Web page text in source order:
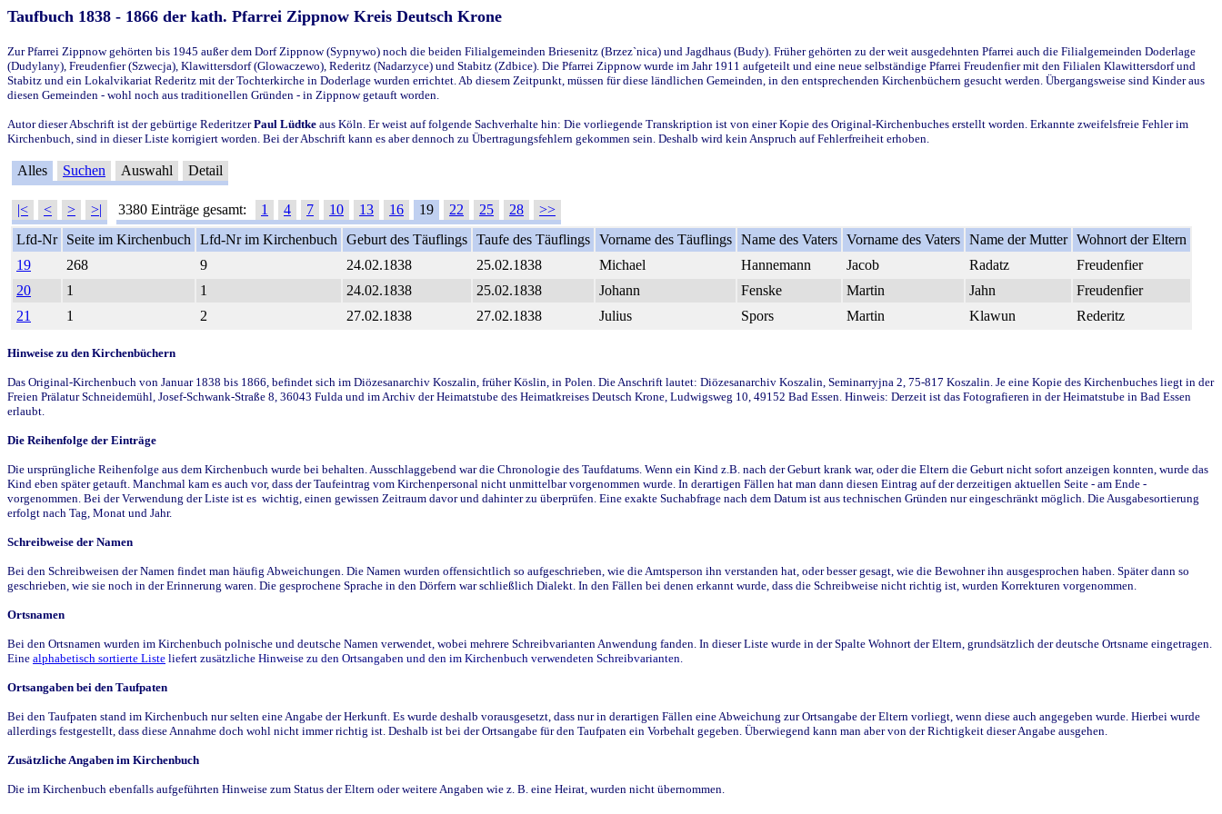
Taufbuch 1838 - 1866 der kath. Pfarrei Zippnow Kreis Deutsch Krone
Zur Pfarrei Zippnow gehörten bis 1945 außer dem Dorf Zippnow (Sypnywo) noch die beiden Filialgemeinden Briesenitz (Brzez`nica) und Jagdhaus (Budy). Früher gehörten zu der weit ausgedehnten Pfarrei auch die Filialgemeinden Doderlage
(Dudylany), Freudenfier (Szwecja), Klawittersdorf (Glowaczewo), Rederitz (Nadarzyce) und Stabitz (Zdbice). Die Pfarrei Zippnow wurde im Jahr 1911 aufgeteilt und eine neue selbständige Pfarrei Freudenfier mit den Filialen Klawittersdorf und
Stabitz und ein Lokalvikariat Rederitz mit der Tochterkirche in Doderlage wurden errichtet. Ab diesem Zeitpunkt, müssen für diese ländlichen Gemeinden, in den entsprechenden Kirchenbüchern gesucht werden. Übergangsweise sind Kinder aus
diesen Gemeinden - wohl noch aus traditionellen Gründen - in Zippnow getauft worden.
Autor dieser Abschrift ist der gebürtige RederitzerPaul Lüdtke aus Köln. Er weist auf folgende Sachverhalte hin: Die vorliegende Transkription ist von einer Kopie des Original-Kirchenbuches erstellt worden. Erkannte zweifelsfreie Fehler im
Kirchenbuch, sind in dieser Liste korrigiert worden. Bei der Abschrift kann es aber dennoch zu Übertragungsfehlern gekommen sein. Deshalb wird kein Anspruch auf Fehlerfreiheit erhoben.
Alles Suchen Auswahl Detail
|< < > >| 3380 Einträge gesamt: 1 4 7 10 13 16 19 22 25 28
>>
Lfd-Nr
Seite im Kirchenbuch Lfd-Nr im Kirchenbuch Geburt des Täuflings Taufe des Täuflings Vorname des Täuflings Name des Vaters Vorname des Vaters Name der Mutter Wohnort der Eltern
19
268 9 24.02.1838 25.02.1838 Michael Hannemann Jacob Radatz
Freudenfier
20
1 1 24.02.1838 25.02.1838 Johann Fenske Martin Jahn
Freudenfier
21
1 2 27.02.1838 27.02.1838 Julius Spors Martin Klawun Rederitz
Hinweise zu den Kirchenbüchern
Das Original-Kirchenbuch von Januar 1838 bis 1866, befindet sich im Diözesanarchiv Koszalin, früher Köslin, in Polen. Die Anschrift lautet: Diözesanarchiv Koszalin, Seminarryjna 2, 75-817 Koszalin. Je eine Kopie des Kirchenbuches liegt in der
Freien Prälatur Schneidemühl, Josef-Schwank-Straße 8, 36043 Fulda und im Archiv der Heimatstube des Heimatkreises Deutsch Krone, Ludwigsweg 10, 49152 Bad Essen. Hinweis: Derzeit ist das Fotografieren in der Heimatstube in Bad Essen
erlaubt.
Die Reihenfolge der Einträge
Die ursprüngliche Reihenfolge aus dem Kirchenbuch wurde bei behalten. Ausschlaggebend war die Chronologie des Taufdatums. Wenn ein Kind z.B. nach der Geburt krank war, oder die Eltern die Geburt nicht sofort anzeigen konnten, wurde das
Kind eben später getauft. Manchmal kam es auch vor, dass der Taufeintrag vom Kirchenpersonal nicht unmittelbar vorgenommen wurde. In derartigen Fällen hat man dann diesen Eintrag auf der derzeitigen aktuellen Seite - am Ende -
vorgenommen. Bei der Verwendung der Liste ist es wichtig, einen gewissen Zeitraum davor und dahinter zu überprüfen. Eine exakte Suchabfrage nach dem Datum ist aus technischen Gründen nur eingeschränkt möglich. Die Ausgabesortierung
erfolgt nach Tag, Monat und Jahr.
Schreibweise der Namen
Bei den Schreibweisen der Namen findet man häufig Abweichungen. Die Namen wurden offensichtlich so aufgeschrieben, wie die Amtsperson ihn verstanden hat, oder besser gesagt, wie die Bewohner ihn ausgesprochen haben. Später dann so
geschrieben, wie sie noch in der Erinnerung waren. Die gesprochene Sprache in den Dörfern war schließlich Dialekt. In den Fällen bei denen erkannt wurde, dass die Schreibweise nicht richtig ist, wurden Korrekturen vorgenommen.
Ortsnamen
Bei den Ortsnamen wurden im Kirchenbuch polnische und deutsche Namen verwendet, wobei mehrere Schreibvarianten Anwendung fanden. In dieser Liste wurde in der Spalte Wohnort der Eltern, grundsätzlich der deutsche Ortsname eingetragen.
Eine alphabetisch sortierte Liste liefert zusätzliche Hinweise zu den Ortsangaben und den im Kirchenbuch verwendeten Schreibvarianten.
Ortsangaben bei den Taufpaten
Bei den Taufpaten stand im Kirchenbuch nur selten eine Angabe der Herkunft. Es wurde deshalb vorausgesetzt, dass nur in derartigen Fällen eine Abweichung zur Ortsangabe der Eltern vorliegt, wenn diese auch angegeben wurde. Hierbei wurde
allerdings festgestellt, dass diese Annahme doch wohl nicht immer richtig ist. Deshalb ist bei der Ortsangabe für den Taufpaten ein Vorbehalt gegeben. Überwiegend kann man aber von der Richtigkeit dieser Angabe ausgehen.
Zusätzliche Angaben im Kirchenbuch
Die im Kirchenbuch ebenfalls aufgeführten Hinweise zum Status der Eltern oder weitere Angaben wie z. B. eine Heirat, wurden nicht übernommen.